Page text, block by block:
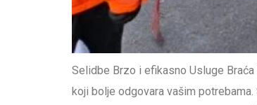
Selidbe Brzo i efikasno Usluge
koji bolje odgovara vašim